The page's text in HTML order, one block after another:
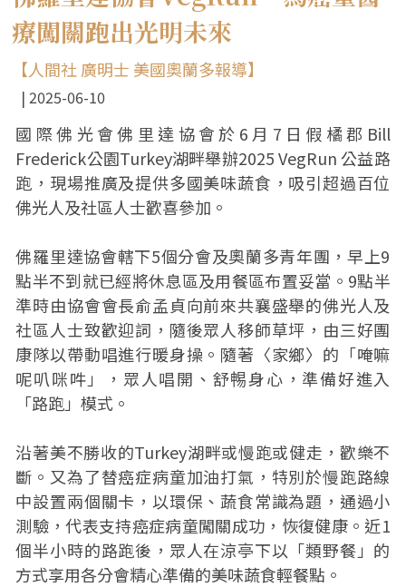
療闖關跑出光明未來
【人間社 廣明士 美國奧蘭多報導】
2025-06-10
國際佛光會佛里達協會於6月7日假橘郡Bill
Frederick公園Turkey湖畔舉辦2025 VegRun 公益路
跑，現場推廣及提供多國美味蔬食，吸引超過百位
佛光人及社區人士歡喜參加。
佛羅里達協會轄下5個分會及奧蘭多青年團，早上9
點半不到就已經將休息區及用餐區布置妥當。9點半
準時由協會會長俞孟貞向前來共襄盛舉的佛光人及
社區人士致歡迎詞，隨後眾人移師草坪，由三好團
康隊以帶動唱進行暖身操。隨著〈家鄉〉的「唵嘛
呢叭咪吽」，眾人唱開、舒𣈱身心，準備好進入
「路跑」模式。
沿著美不勝收的Turkey湖畔或慢跑或健走，歡樂不
斷。又為了替癌症病童加油打氣，特別於慢跑路線
中設置兩個關卡，以環保、蔬食常識為題，通過小
測驗，代表支持癌症病童闖關成功，恢復健康。近1
個半小時的路跑後，眾人在涼亭下以「類野餐」的
方式享用各分會精心準備的美味蔬食輕餐點。